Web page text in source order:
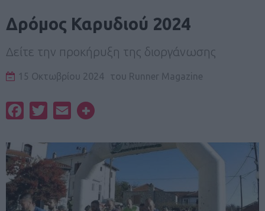
Δρόμος Καρυδιού 2024
Δείτε την προκήρυξη της διοργάνωσης
15 Οκτωβρίου 2024 του Runner Magazine
FacebookTwitterEmail